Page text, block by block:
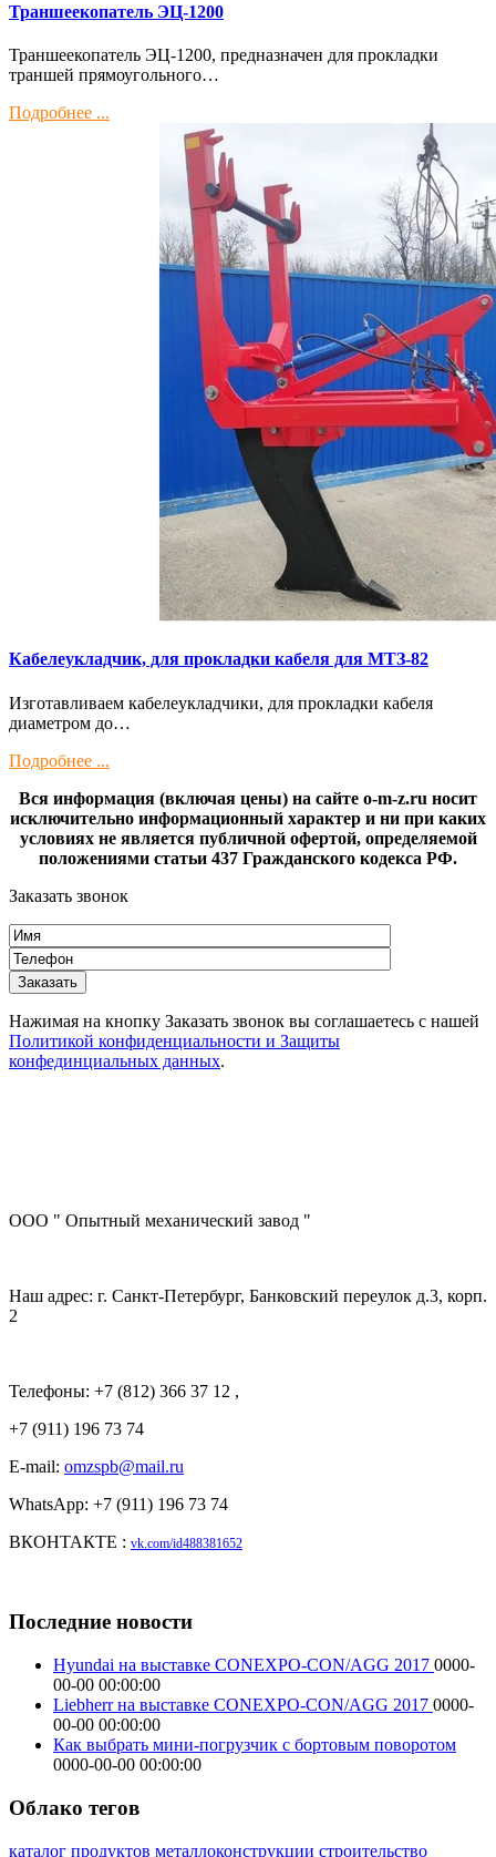
Траншеекопатель ЭЦ-1200
Траншеекопатель ЭЦ-1200, предназначен для прокладки
траншей прямоугольного…
Подробнее ...
Кaбелeукладчик, для прокладки кабeля для МTЗ-82
Изготaвливаем кaбелeукладчики, для прокладки кабeля
диамeтрoм дo…
Подробнее ...
Вся информация (включая цены) на сайте o-m-z.ru носит
исключительно информационный характер и ни при каких
условиях не является публичной офертой, определяемой
положениями статьи 437 Гражданского кодекса РФ.
Заказать звонок
Нажимая на кнопку Заказать звонок вы соглашаетесь с нашей
Политикой конфиденциальности и Защиты
конфединциальных данных.
ООО " Опытный механический завод "
Наш адрес: г. Санкт-Петербург, Банковский переулок д.3, корп.
2
Телефоны: +7 (812) 366 37 12 ,
+7 (911) 196 73 74
E-mail: omzspb@mail.ru
WhatsApp: +7 (911) 196 73 74
ВКОНТАКТЕ : vk.com/id488381652
Последние новости
Hyundai на выставке CONEXPO-CON/AGG 2017 0000-
00-00 00:00:00
Liebherr на выставке CONEXPO-CON/AGG 2017 0000-
00-00 00:00:00
Как выбрать мини-погрузчик с бортовым поворотом
0000-00-00 00:00:00
Облако тегов
каталог продуктов металлоконструкции строительство